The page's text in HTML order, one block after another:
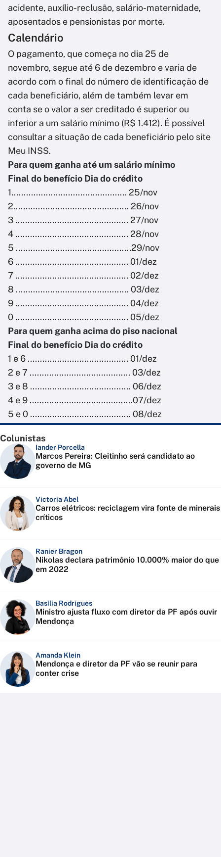
acidente, auxílio-reclusão, salário-maternidade,
aposentados e pensionistas por morte.
Calendário
O pagamento, que começa no dia 25 de
novembro, segue até 6 de dezembro e varia de
acordo com o final do número de identificação de
cada beneficiário, além de também levar em
conta se o valor a ser creditado é superior ou
inferior a um salário mínimo (R$ 1.412). É possível
consultar a situação de cada beneficiário pelo site
Meu INSS.
Para quem ganha até um salário mínimo
Final do benefício Dia do crédito
1............................................... 25/nov
2............................................... 26/nov
3 .............................................. 27/nov
4 .............................................. 28/nov
5 ...............................................29/nov
6 .............................................. 01/dez
7 .............................................. 02/dez
8 .............................................. 03/dez
9 .............................................. 04/dez
0 .............................................. 05/dez
Para quem ganha acima do piso nacional
Final do benefício Dia do crédito
1 e 6 ......................................... 01/dez
2 e 7 ......................................... 03/dez
3 e 8 ......................................... 06/dez
4 e 9 ..........................................07/dez
5 e 0 ......................................... 08/dez
Colunistas
Iander Porcella
Marcos Pereira: Cleitinho será candidato ao
governo de MG
Victoria Abel
Carros elétricos: reciclagem vira fonte de minerais
críticos
Ranier Bragon
Nikolas declara patrimônio 10.000% maior do que
em 2022
Basília Rodrigues
Ministro ajusta fluxo com diretor da PF após ouvir
Mendonça
Amanda Klein
Mendonça e diretor da PF vão se reunir para
conter crise